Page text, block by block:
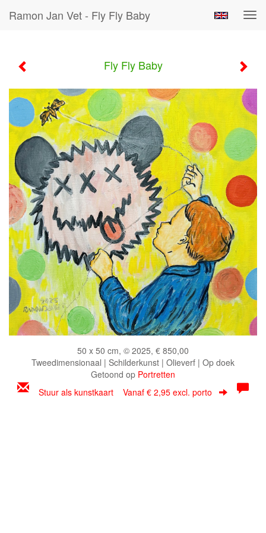
Ramon Jan Vet - Fly Fly Baby
Fly Fly Baby
50 x 50 cm, © 2025, € 850,00
Tweedimensionaal | Schilderkunst | Olieverf | Op doek
Getoond op Portretten
Stuur als kunstkaart Vanaf € 2,95 excl. porto